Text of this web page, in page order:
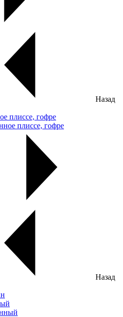
Назад
плиссе, гофре
плиссе, гофре
Назад